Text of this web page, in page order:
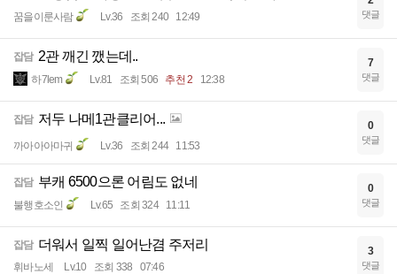
꿈을이룬사람 Lv.36 조회 240 12:49 댓글
잡담 2관 깨긴 깼는데..
하7lem Lv.81 조회 506 추천 2 12:38
7
댓글
잡담 저두 나메1관클리어...
까아아아마귀 Lv.36 조회 244 11:53
0
댓글
잡담 부캐 6500으론 어림도 없네
불행호소인 Lv.65 조회 324 11:11
0
댓글
잡담 더워서 일찍 일어난겸 주저리
휘바노세 Lv.10 조회 338 07:46
3
댓글